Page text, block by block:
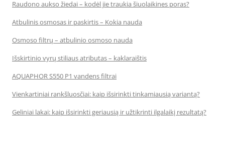
Raudono aukso žiedai – kodėl jie traukia šiuolaikines poras?
Atbulinis osmosas ir paskirtis – Kokia nauda
Osmoso filtrų – atbulinio osmoso nauda
Išskirtinio vyrų stiliaus atributas – kaklaraištis
AQUAPHOR S550 P1 vandens filtrai
Vienkartiniai rankšluosčiai: kaip išsirinkti tinkamiausią variantą?
Geliniai lakai: kaip išsirinkti geriausią ir užtikrinti ilgalaikį rezultatą?